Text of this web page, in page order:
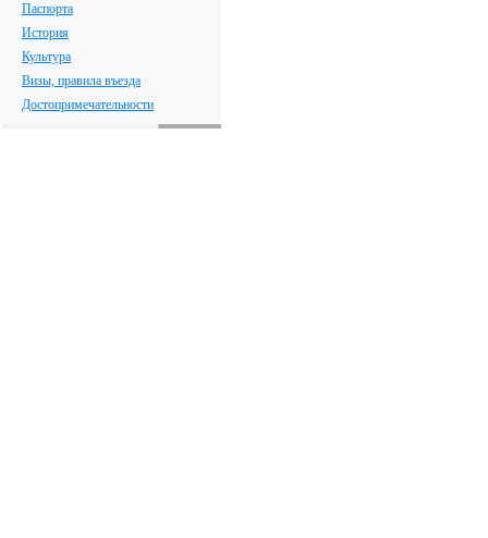
Паспорта
История
Культура
Визы, правила въезда
Достопримечательности